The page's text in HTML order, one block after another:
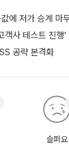
에 저가 승계 마
객사 테스트 진행’
공략 본격화
슬퍼요